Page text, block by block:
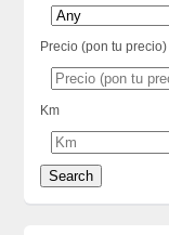
Precio (pon tu precio)
Km